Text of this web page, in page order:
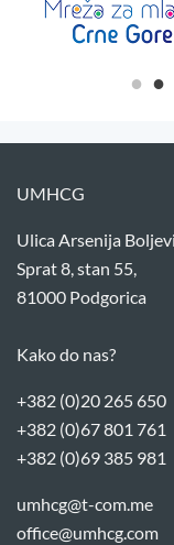
UMHCG
Ulica Arsenija
Sprat 8, stan 55,
81000 Podgorica
Kako do nas?
+382 (0)20 265 650
+382 (0)67 801 761
+382 (0)69 385 981
umhcg@t-com.me
office@umhcg.com